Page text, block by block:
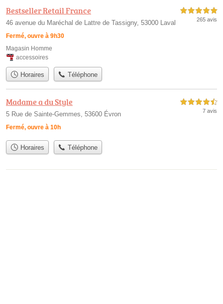
Bestseller Retail France
46 avenue du Maréchal de Lattre de Tassigny, 53000 Laval
Fermé, ouvre à 9h30
5,0 étoiles sur 5
265 avis
Magasin Homme
accessoires
Horaires Téléphone
Madame a du Style
5 Rue de Sainte-Gemmes, 53600 Évron
Fermé, ouvre à 10h
4,5 étoiles sur 5
7 avis
Horaires Téléphone